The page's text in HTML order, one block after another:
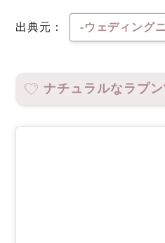
出典元： -ウェディング
ナチュラルなラプ